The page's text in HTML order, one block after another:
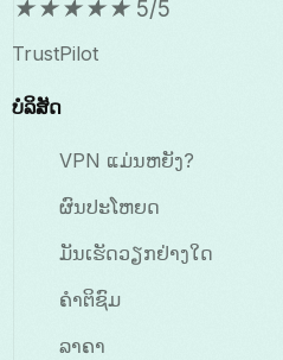
★★★★★ 5/5
TrustPilot
ບໍລິສັດ
VPN ແມ່ນຫຍັງ?
ຜົນປະໂຫຍດ
ມັນເຮັດວຽກຢ່າງໃດ
ຄຳຕິຊົມ
ລາຄາ